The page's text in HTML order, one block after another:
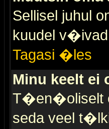
Sellisel juhul
kuudel
Tagasi �les
Minu keelt ei
T�en�oliselt
seda veel